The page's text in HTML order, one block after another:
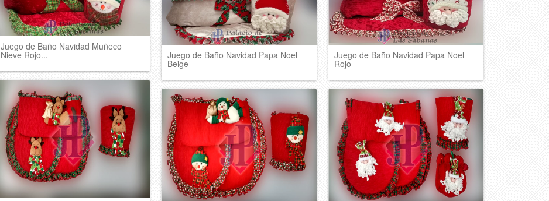
Juego de Baño Navidad Muñeco
Nieve Rojo... Juego de Baño Navidad Papa Noel
Beige
Juego de Baño Navidad Papa Noel
Rojo